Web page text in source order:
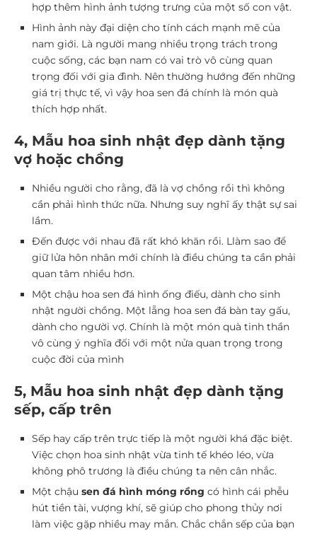
hợp thêm hình ảnh tượng trưng của một số con vật.
Hình ảnh này đại diện cho tính cách mạnh mẽ của
nam giới. Là người mang nhiều trọng trách trong
cuộc sống, các bạn nam có vai trò vô cùng quan
trọng đối với gia đình. Nên thường hướng đến những
giá trị thực tế, vì vậy hoa sen đá chính là món quà
thích hợp nhất.
4, Mẫu hoa sinh nhật đẹp dành tặng
vợ hoặc chồng
Nhiều người cho rằng, đã là vợ chồng rồi thì không
cần phải hình thức nữa. Nhưng suy nghĩ ấy thật sự sai
lầm.
Đến được với nhau đã rất khó khăn rồi. Llàm sao để
giữ lửa hôn nhân mới chính là điều chúng ta cần phải
quan tâm nhiều hơn.
Một chậu hoa sen đá hình ống điếu, dành cho sinh
nhật người chồng. Một lẵng hoa sen đá bàn tay gấu,
dành cho người vợ. Chính là một món quà tinh thần
vô cùng ý nghĩa đối với một nửa quan trọng trong
cuộc đời của mình
5, Mẫu hoa sinh nhật đẹp dành tặng
sếp, cấp trên
Sếp hay cấp trên trực tiếp là một người khá đặc biệt.
Việc chọn hoa sinh nhật vừa tinh tế khéo léo, vừa
không phô trương là điều chúng ta nên cân nhắc.
Một chậu sen đá hình móng rồng có hình cái phễu
hút tiền tài, vượng khí, sẽ giúp cho phong thủy nơi
làm việc gặp nhiều may mắn. Chắc chắn sếp của bạn